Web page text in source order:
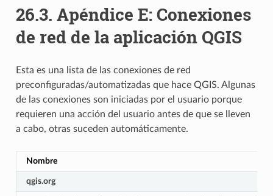
26.3. Apéndice E: Conexiones
de red de la aplicación QGIS
Esta es una lista de las conexiones de red
preconfiguradas/automatizadas que hace QGIS. Algunas
de las conexiones son iniciadas por el usuario porque
requieren una acción del usuario antes de que se lleven
a cabo, otras suceden automáticamente.
Nombre
qgis.org